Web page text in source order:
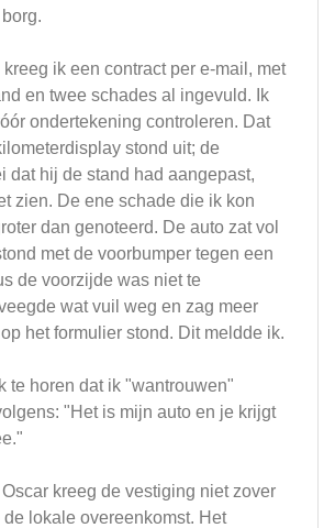
ik een contract per e-mail, met
en twee schades al ingevuld. Ik
ondertekening controleren. Dat
stond uit; de
dat hij de stand had aangepast,
zien. De ene schade die ik kon
dan genoteerd. De auto zat vol
met de voorbumper tegen een
de voorzijde was niet te
wat vuil weg en zag meer
het formulier stond. Dit meldde ik.
te horen dat ik "wantrouwen"
"Het is mijn auto en je krijgt
Oscar kreeg de vestiging niet zover
lokale overeenkomst. Het